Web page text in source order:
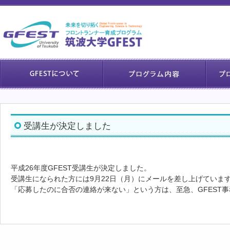
受講生が決定しました
平成26年度GFEST受講生が決定しました。
受講生になられた方には9月22日（月）にメールを差し上げていま
「応募したのに合否の連絡が来ない」という方は、至急、GFEST